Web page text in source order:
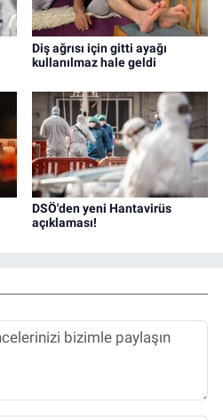
Diş ağrısı için gitti ayağı
kullanılmaz hale geldi
DSÖ'den yeni Hantavirüs
açıklaması!